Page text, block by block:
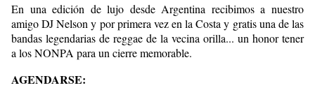
En una edición de lujo desde Argentina recibimos a nuestro
amigo DJ Nelson y por primera vez en la Costa y gratis una de las
bandas legendarias de reggae de la vecina orilla... un honor tener
a los NONPA para un cierre memorable.
AGENDARSE: